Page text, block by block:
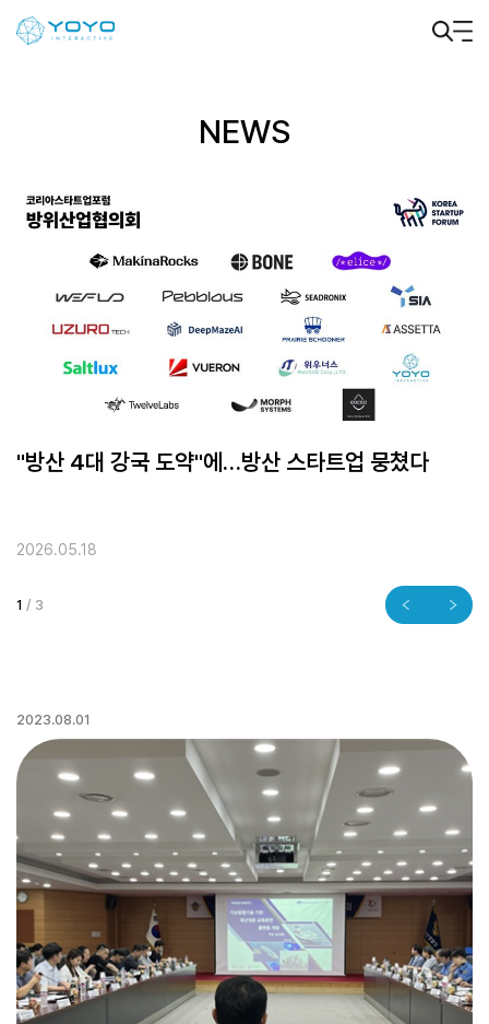
NEWS
"방산 4대 강국 도약"에…방산 스타트업 뭉쳤다
2026.05.18
1 / 3
2023.08.01